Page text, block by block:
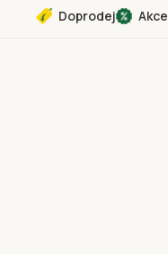
Doprodej Akce